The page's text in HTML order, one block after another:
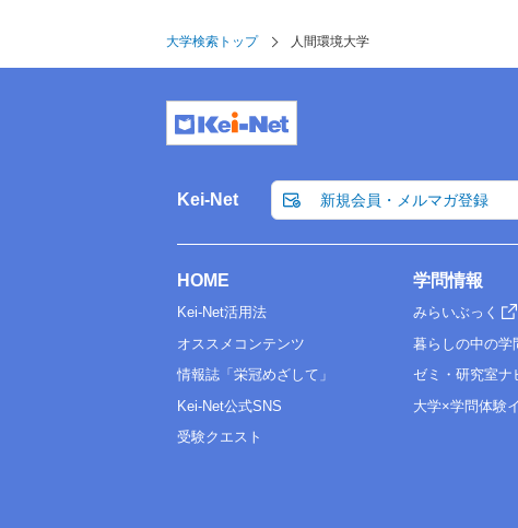
大学検索トップ 人間環境大学
Kei-Net 新規会員・メルマガ登録
HOME
Kei-Net活用法
オススメコンテンツ
情報誌「栄冠めざして」
Kei-Net公式SNS
受験クエスト
学問情報
みらいぶっく
暮らしの中の学
ゼミ・研究室ナ
大学×学問体験